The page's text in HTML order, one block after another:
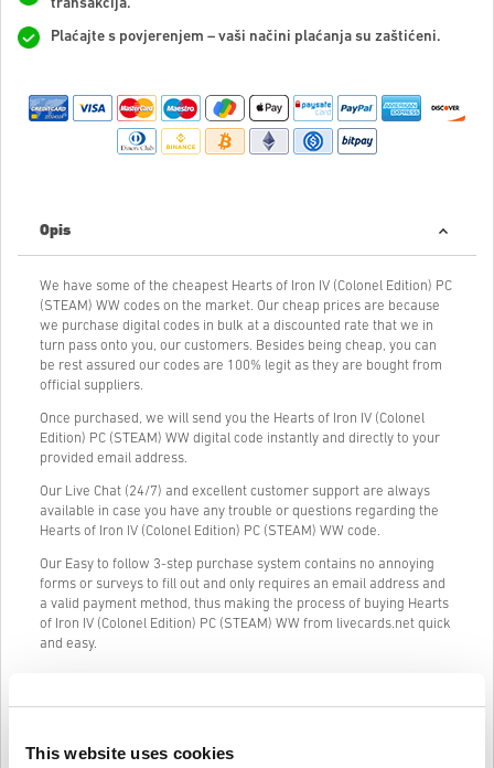
This website uses cookies
transakcija.
Plaćajte s povjerenjem – vaši načini plaćanja su zaštićeni.
Opis
We have some of the cheapest Hearts of Iron IV (Colonel Edition) PC
(STEAM) WW codes on the market. Our cheap prices are because
we purchase digital codes in bulk at a discounted rate that we in
turn pass onto you, our customers. Besides being cheap, you can
be rest assured our codes are 100% legit as they are bought from
official suppliers.
Once purchased, we will send you the Hearts of Iron IV (Colonel
Edition) PC (STEAM) WW digital code instantly and directly to your
provided email address.
Our Live Chat (24/7) and excellent customer support are always
available in case you have any trouble or questions regarding the
Hearts of Iron IV (Colonel Edition) PC (STEAM) WW code.
Our Easy to follow 3-step purchase system contains no annoying
forms or surveys to fill out and only requires an email address and
a valid payment method, thus making the process of buying Hearts
of Iron IV (Colonel Edition) PC (STEAM) WW from livecards.net quick
and easy.